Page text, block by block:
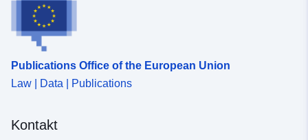
Publications Office of the European Union
Law | Data | Publications
Kontakt